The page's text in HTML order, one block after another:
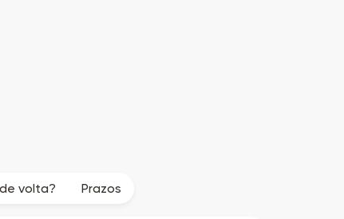
volta? Prazos